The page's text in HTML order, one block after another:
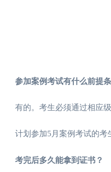
参加案例考试有什么前提
有的。考生必须通过相应
计划参加5月案例考试的考
考完后多久能拿到证书？